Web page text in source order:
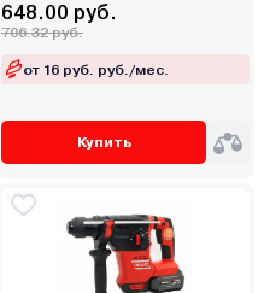
648.00 руб.
706.32 руб.
от 16 руб. руб./мес.
Купить